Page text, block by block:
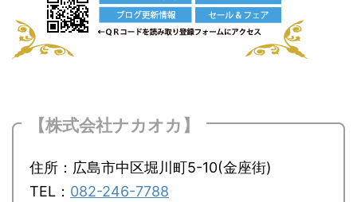
【株式会社ナカオカ】
住所：広島市中区堀川町5-10(金座街)
TEL： 082-246-7788